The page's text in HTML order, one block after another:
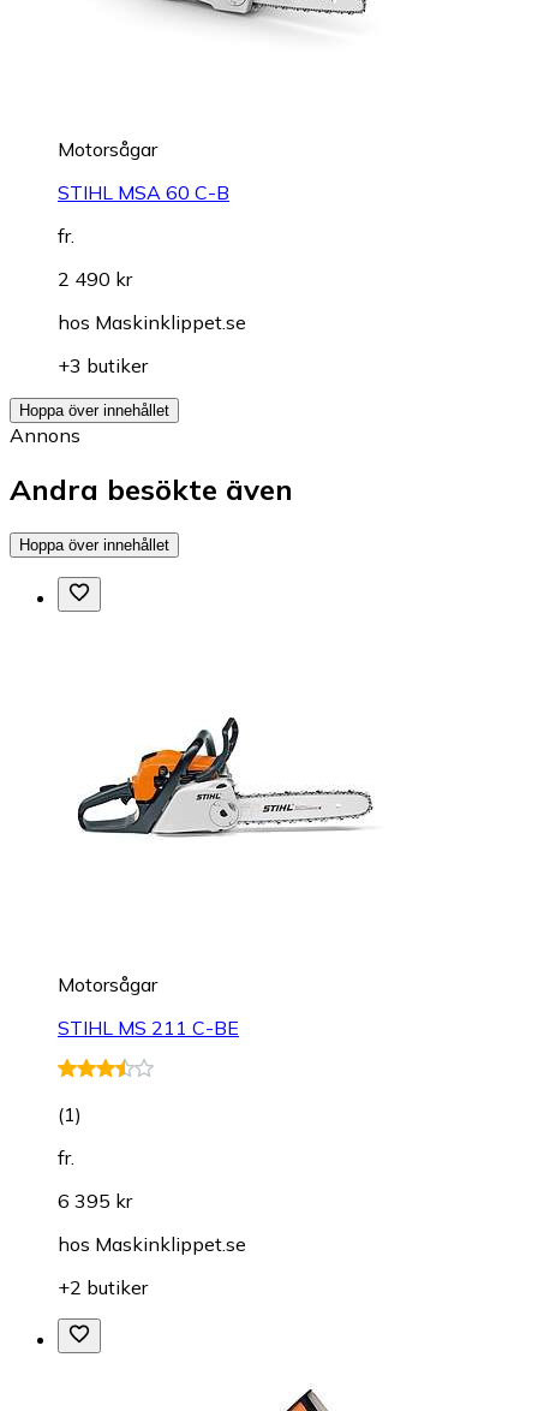
Motorsågar
STIHL MSA 60 C-B
fr.
2 490 kr
hos Maskinklippet.se
+3 butiker
Hoppa över innehållet
Annons
Andra besökte även
Hoppa över innehållet
Motorsågar
STIHL MS 211 C-BE
(1)
fr.
6 395 kr
hos Maskinklippet.se
+2 butiker